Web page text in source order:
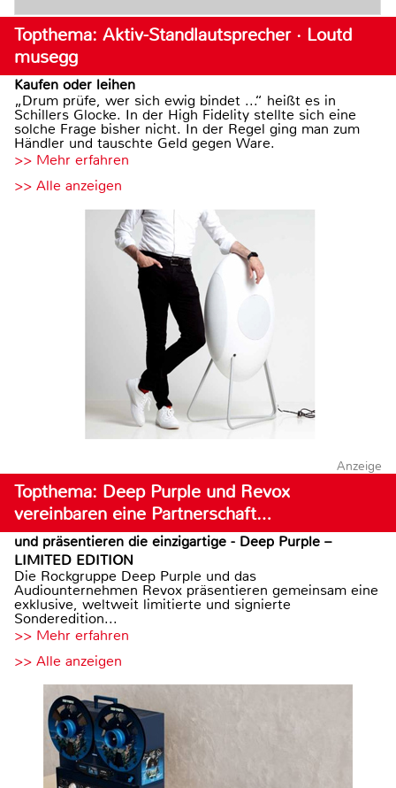
Topthema: Aktiv-Standlautsprecher · Loutd
musegg
Kaufen oder leihen
„Drum prüfe, wer sich ewig bindet ...“ heißt es in
Schillers Glocke. In der High Fidelity stellte sich eine
solche Frage bisher nicht. In der Regel ging man zum
Händler und tauschte Geld gegen Ware.
>> Mehr erfahren
>> Alle anzeigen
Anzeige
Topthema: Deep Purple und Revox
vereinbaren eine Partnerschaft…
und präsentieren die einzigartige - Deep Purple –
LIMITED EDITION
Die Rockgruppe Deep Purple und das
Audiounternehmen Revox präsentieren gemeinsam eine
exklusive, weltweit limitierte und signierte
Sonderedition...
>> Mehr erfahren
>> Alle anzeigen